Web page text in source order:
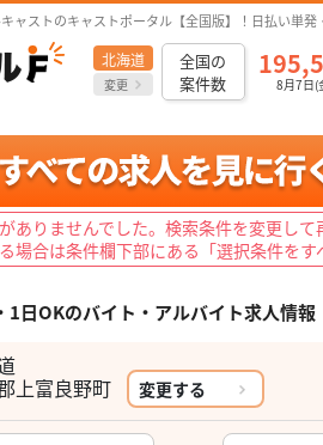
ャストのキャストポータル【全国版】！日払い単
北海道
変更
全国の
案件数
8月7日(
ありませんでした。検索条件を変更して
場合は条件欄下部にある「選択条件をす
1日OKのバイト・アルバイト求人情報
上富良野町 変更する